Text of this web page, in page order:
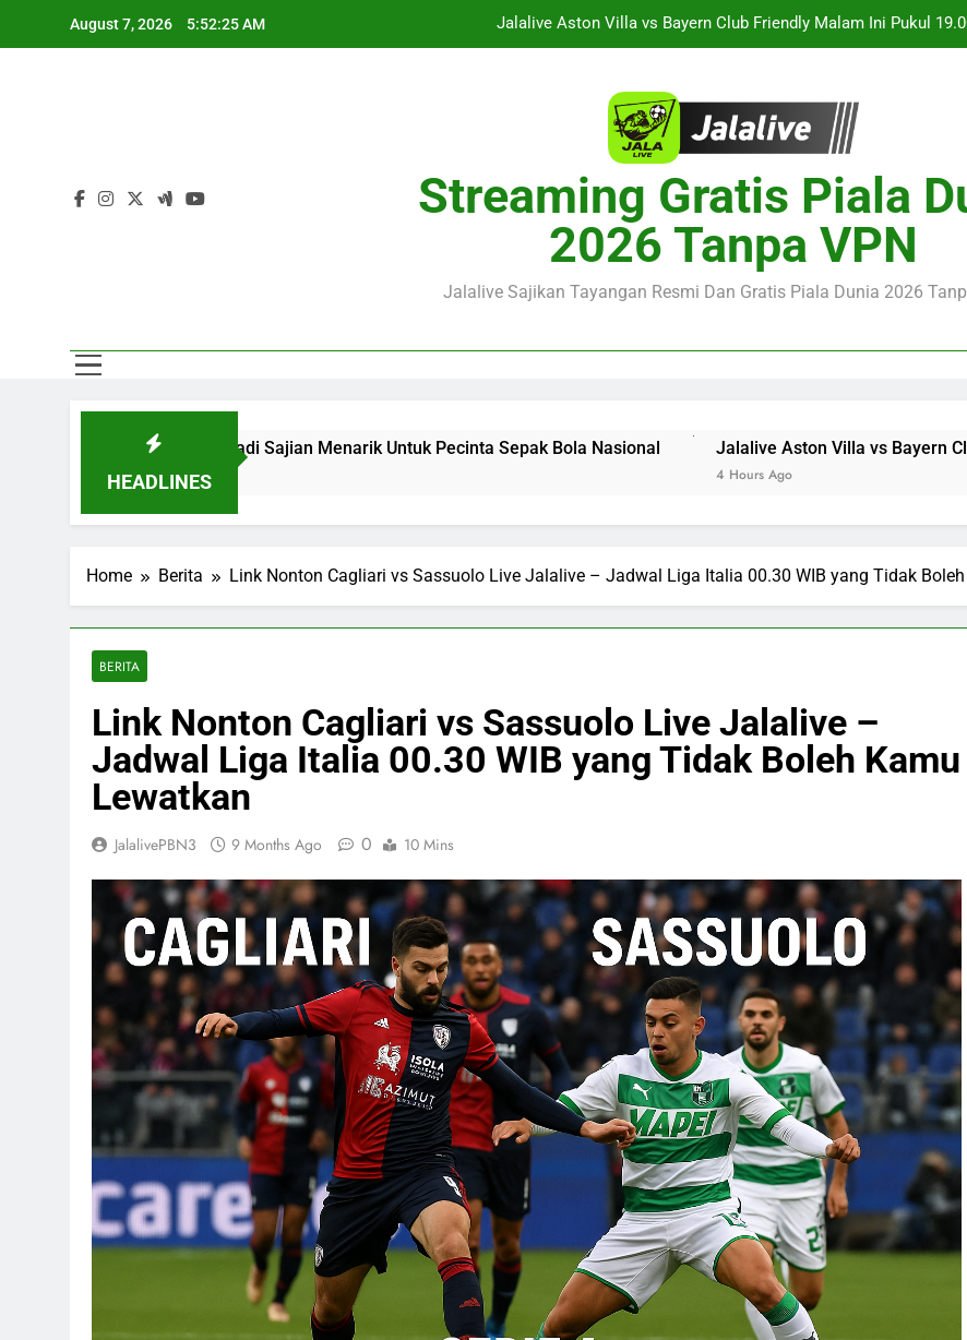
August 7, 2026 5:52:26 AM
Jalalive Streaming Monaco vs Getafe Club Friendly Dini Hari Ini
Streaming Singapura vs Indonesia Piala ASEAN Malam Ini
Jalalive Aston Villa vs Bayern Club Friendly Malam Ini Pukul
Persahabatan
Jalalive Streaming Monaco vs Getafe Club Friendly Dini Hari Ini
KuPS vs U Craiova Liga Eropa UEFA Malam Ini Pukul 22.00
Streaming Gratis Piala
2026 Tanpa VPN
Jalalive Sajikan Tayangan Resmi Dan Gratis Piala Dunia 2026
HEADLINES
Menjadi Sajian Menarik Untuk Pecinta Sepak Bola Nasional Jalalive Aston Villa vs Bayern Club Friendly
Home Berita Link Nonton Cagliari vs Sassuolo Live Jalalive – Jadwal Liga Italia 00.30 WIB yang Tidak
BERITA
Link Nonton Cagliari vs Sassuolo Live Jalalive –
Jadwal Liga Italia 00.30 WIB yang Tidak Boleh Kamu
Lewatkan
JalalivePBN3 9 Months Ago 0 10 Mins